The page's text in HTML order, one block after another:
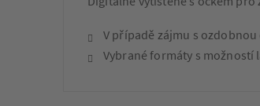
V případě zájmu s
Vybrané formáty s možností